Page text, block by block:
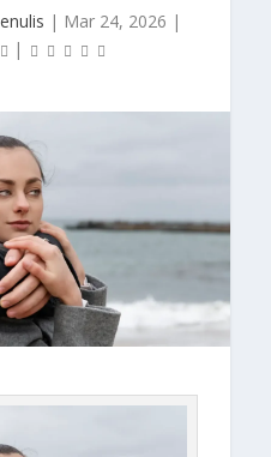
| Mar 24, 2026 |
|